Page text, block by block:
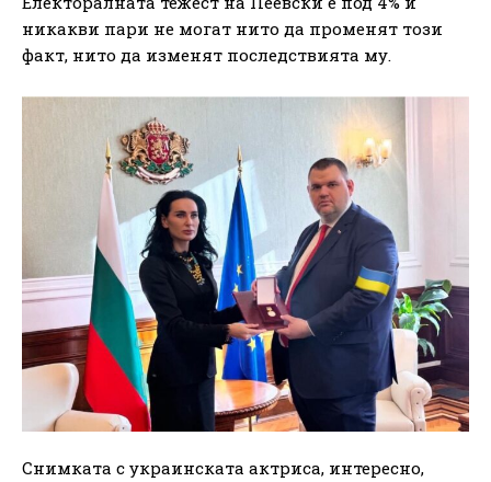
никакви пари не могат нито да променят този
факт, нито да изменят последствията му.
Снимката с украинската актриса, интересно,